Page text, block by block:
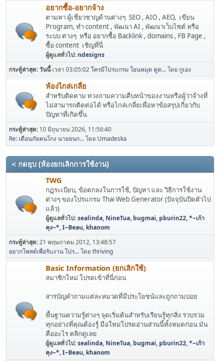
อยากซื้อ-อยากจ้าง
ตามหา ผู้เชี่ยวชาญด้านต่างๆ SEO , AIO , AEO, เขียน
Program, ทำ content , พัฒนา AI , พัฒนาเว็บไซต์ หรือ
ระบบ ต่างๆ หรือ อยากซื้อ Backlink , domains , FB Page ,
ซื้อ content เชิญที่นี่
ผู้ดูแลทั่วไป: ndesigns
กระทู้ล่าสุด:วันนี้เวลา 03:05:02ใครมีโปรแกรม โยนหมุด ดูด...โดย กูเอง
ห้องไกล่เกลี่ย
สำหรับติดตาม ทวงถามความคืบหน้าของงานหรือผู้ว่าจ้างที่
ไม่สามารถติดต่อได้ หรือไกล่เกลี่ยเพื่อหาข้อสรุปเกี่ยวกับ
ปัญหาที่เกิดขึ้น
กระทู้ล่าสุด: 10 มิถุนายน 2026, 11:56:40
Re: เตือนภัยคนโกง นายธนก...โดย Umadeska
< กดยุบ (ห้องยกเลิกการใช้งาน)
TWG
กฏระเบียบ, ข้อตกลงในการใช้, ปัญหา และ วิธีการใช้งาน
ต่างๆ ของโปรแกรม Thai Web Generator (ปัจจุบันปิดตัวไป
แล้ว)
ผู้ดูแลทั่วไป:sealinda, NineTua, bugmai, pburin22,*~เก้า
คุง~*,I~Beau, khanom
กระทู้ล่าสุด:21 พฤษภาคม 2012, 13:48:57
อยากโพสต์เพื่อรับงาน โปร...โดย thriving
Basic Information (ยกเลิกใช้)
สมาชิกใหม่ โปรดเข้าที่นี่ก่อน
สารบัญคำถามแต่ละหมวดที่มีประโยชน์และถูกถามบ่อย
พื้นฐานความรู้ต่างๆ จุดเริ่มต้นสำหรับเรียนรู้ทุกสิ่ง รวบรวม
ทุกอย่างที่คุณต้องรู้ มือใหม่โปรดอ่านส่วนนี้ทั้งหมดก่อน มัน
คืออะไร คลิกดูเลย
ผู้ดูแลทั่วไป:sealinda, NineTua, bugmai, pburin22,*~เก้า
คุง~*,I~Beau, khanom